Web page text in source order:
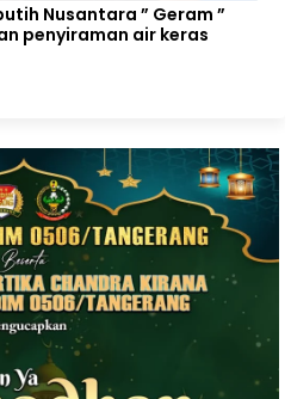
Nusantara ” Geram ”
penyiraman air keras